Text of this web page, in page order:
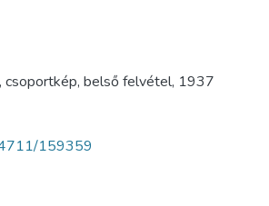
, csoportkép, belső felvétel, 1937
159359